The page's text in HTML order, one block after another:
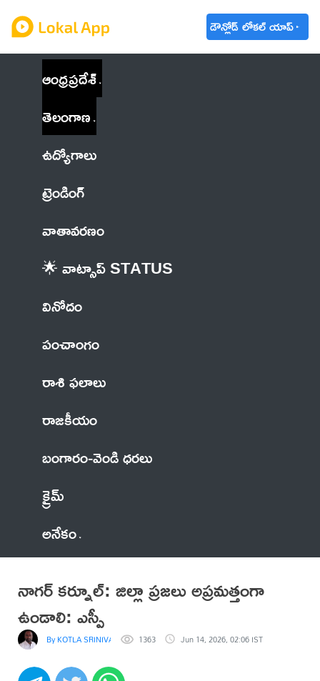
డౌన్లోడ్ లోకల్ యాప్
ఆంధ్రప్రదేశ్
తెలంగాణ
ఉద్యోగాలు
ట్రెండింగ్
వాతావరణం
🌟 వాట్సాప్ STATUS
వినోదం
పంచాంగం
రాశి ఫలాలు
రాజకీయం
బంగారం-వెండి ధరలు
క్రైమ్
అనేకం
నాగర్ కర్నూల్: జిల్లా ప్రజలు అప్రమత్తంగా
ఉండాలి: ఎస్పీ
By KOTLA SRINIVASA REDDY
1363 Jun 14, 2026, 02:06 IST